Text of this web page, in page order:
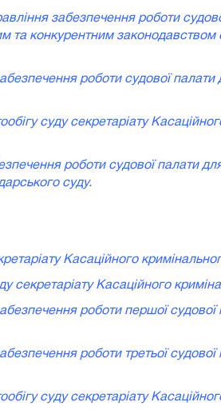
забезпечення роботи
та конкурентним законодавством
роботи судової
суду секретаріату
роботи судової палати
суду.
Касаційного
секретаріату Касаційного
роботи першої судової
роботи третьої судової
суду секретаріату